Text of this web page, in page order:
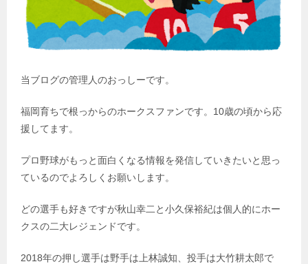
当ブログの管理人のおっしーです。
福岡育ちで根っからのホークスファンです。10歳の頃から応
援してます。
プロ野球がもっと面白くなる情報を発信していきたいと思っ
ているのでよろしくお願いします。
どの選手も好きですが秋山幸二と小久保裕紀は個人的にホー
クスの二大レジェンドです。
2018年の押し選手は野手は上林誠知、投手は大竹耕太郎で